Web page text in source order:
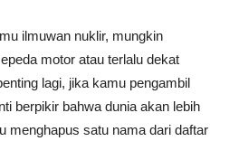
ilmuwan nuklir, mungkin
motor atau terlalu dekat
lagi, jika kamu pengambil
berpikir bahwa dunia akan lebih
menghapus satu nama dari daftar